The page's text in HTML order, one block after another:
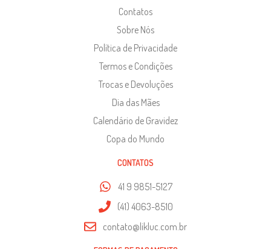
Contatos
Sobre Nós
Política de Privacidade
Termos e Condições
Trocas e Devoluções
Dia das Mães
Calendário de Gravidez
Copa do Mundo
CONTATOS
41 9 9851-5127
(41) 4063-8510
contato@likluc.com.br